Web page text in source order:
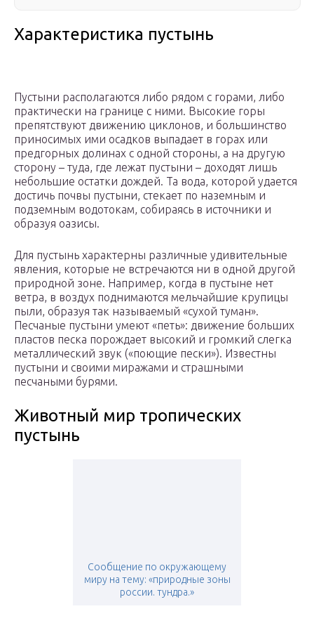
Характеристика пустынь
Пустыни располагаются либо рядом с горами, либо
практически на границе с ними. Высокие горы
препятствуют движению циклонов, и большинство
приносимых ими осадков выпадает в горах или
предгорных долинах с одной стороны, а на другую
сторону – туда, где лежат пустыни – доходят лишь
небольшие остатки дождей. Та вода, которой удается
достичь почвы пустыни, стекает по наземным и
подземным водотокам, собираясь в источники и
образуя оазисы.
Для пустынь характерны различные удивительные
явления, которые не встречаются ни в одной другой
природной зоне. Например, когда в пустыне нет
ветра, в воздух поднимаются мельчайшие крупицы
пыли, образуя так называемый «сухой туман».
Песчаные пустыни умеют «петь»: движение больших
пластов песка порождает высокий и громкий слегка
металлический звук («поющие пески»). Известны
пустыни и своими миражами и страшными
песчаными бурями.
Животный мир тропических
пустынь
Сообщение по окружающему
миру на тему: «природные зоны
россии. тундра.»